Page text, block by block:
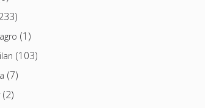
(1)
(103)
(7)
(2)